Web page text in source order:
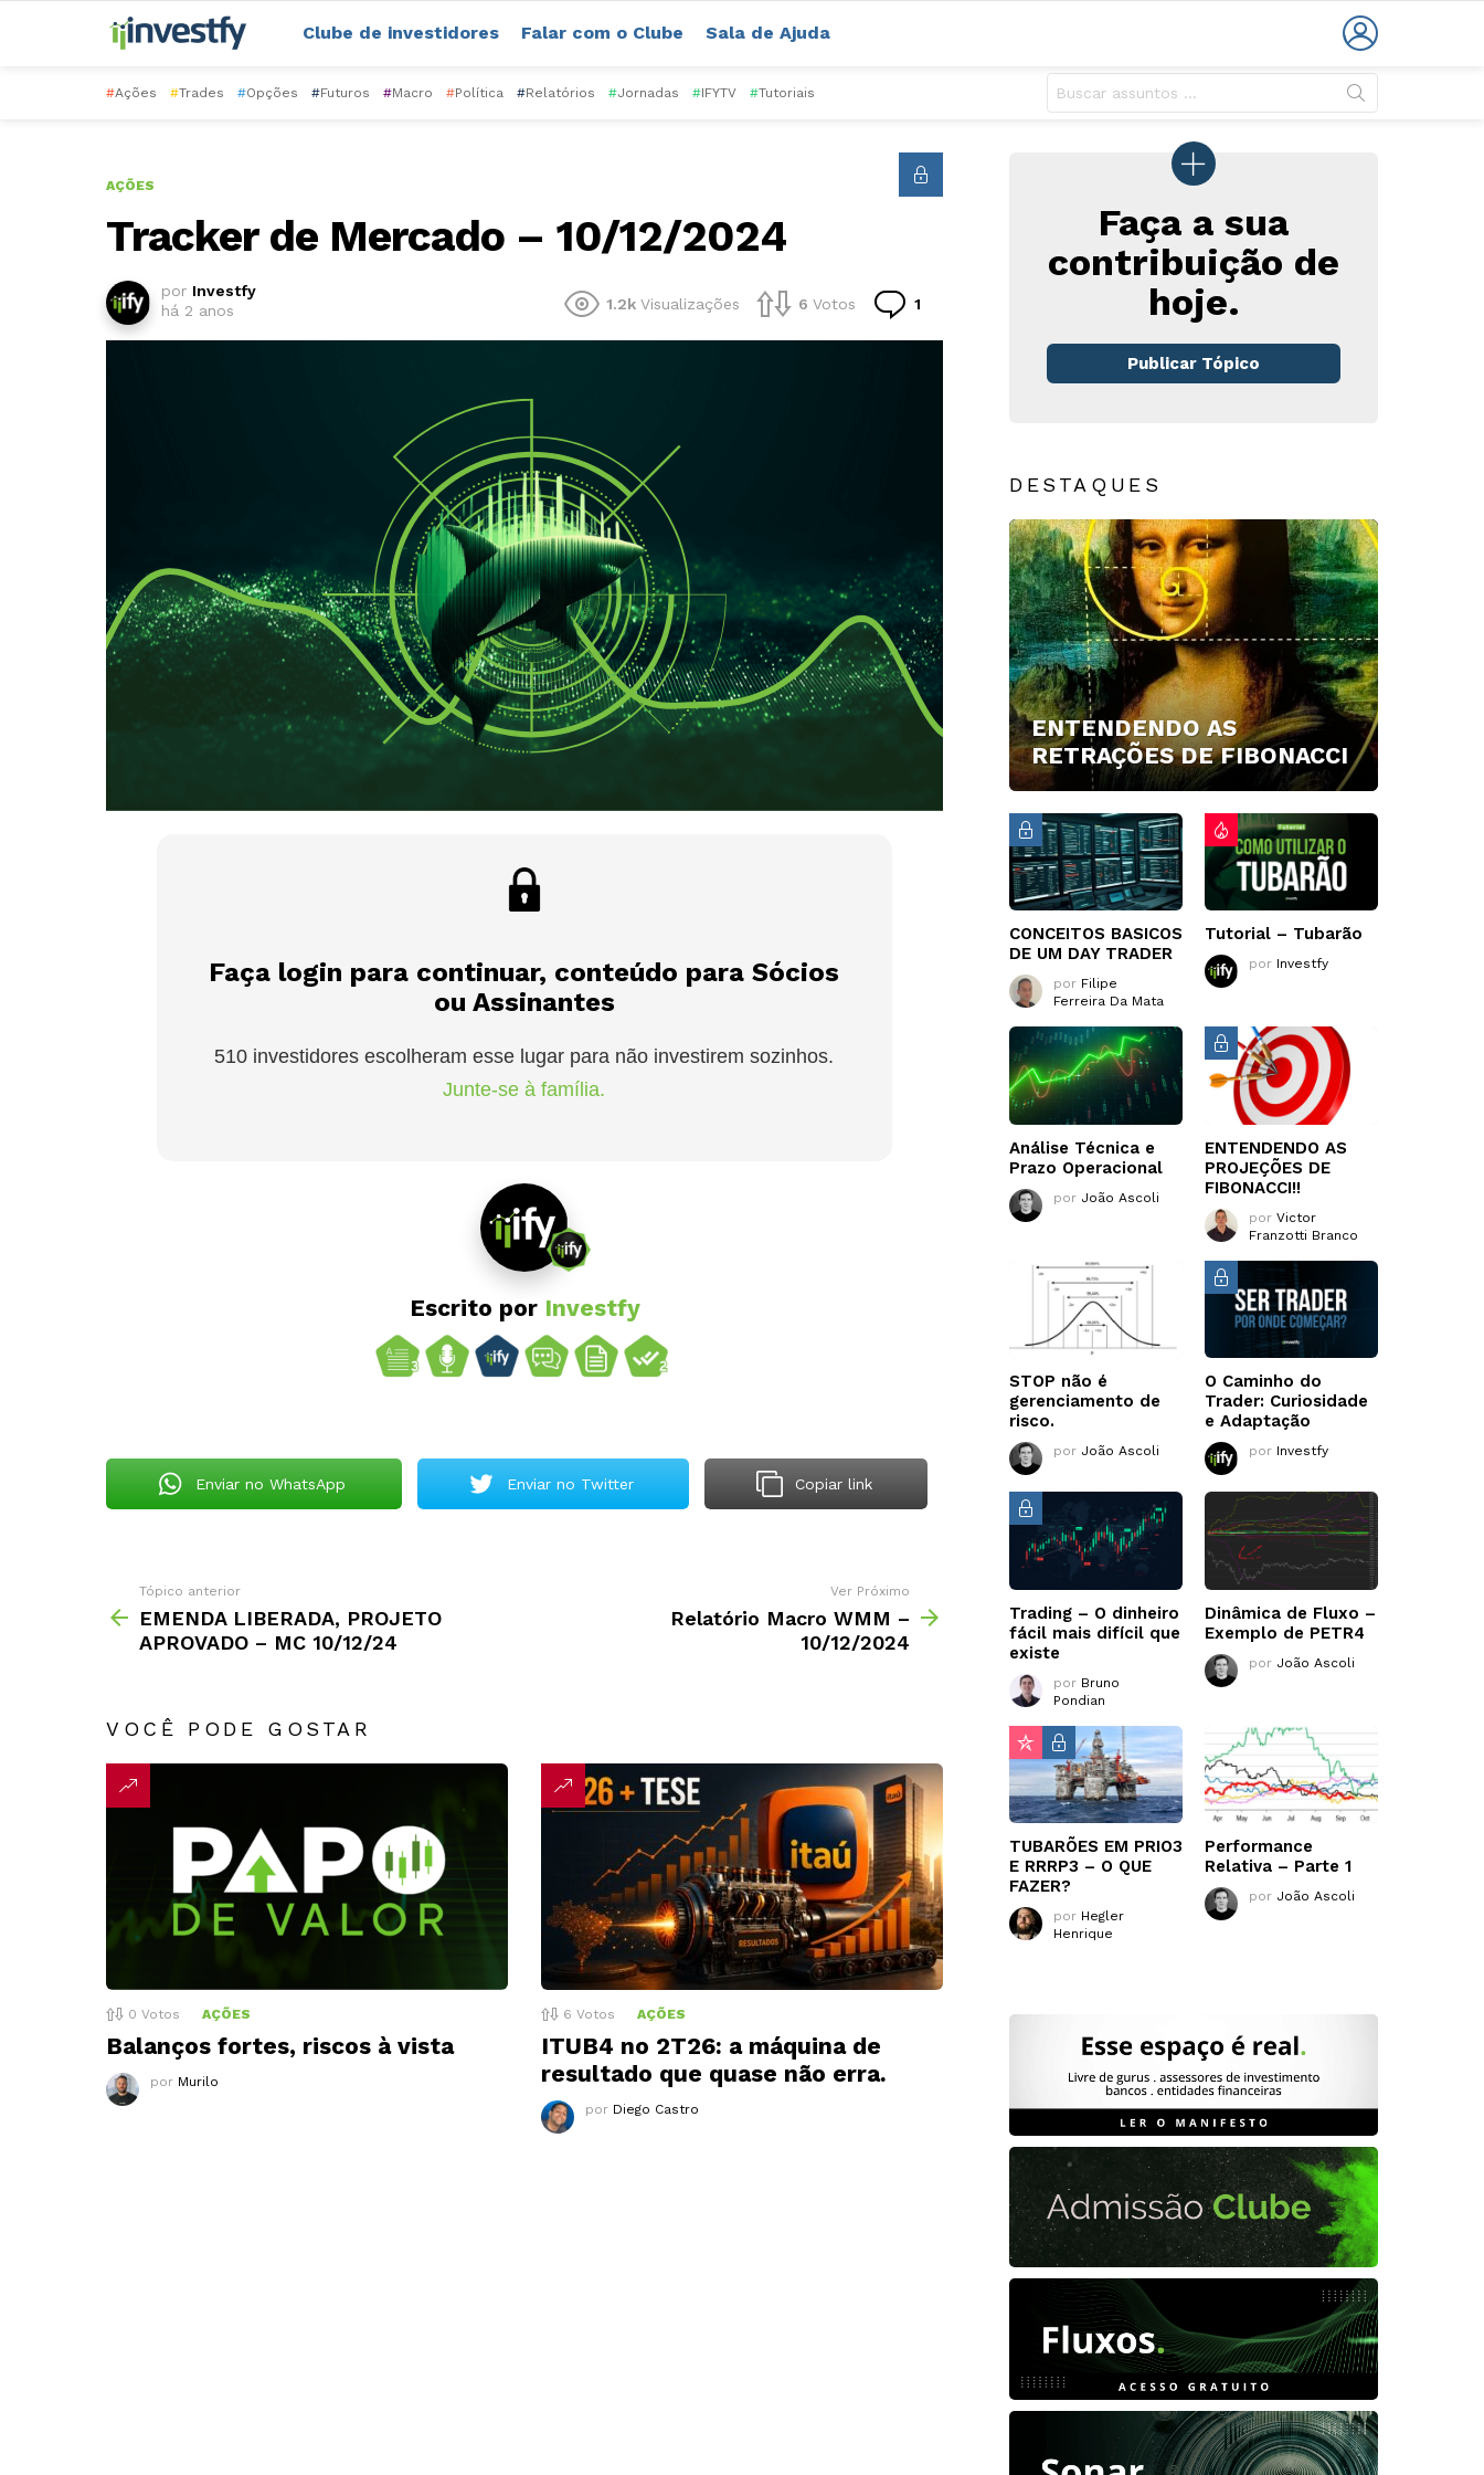
Clube de investidores Falar com o Clube Sala de Ajuda
#Ações #Trades #Opções #Futuros #Macro #Política #Relatórios #Jornadas #IFYTV #Tutoriais
AÇÕES
Tracker de Mercado – 10/12/2024
por Investfy
há 2 anos
1.2k Visualizações 6 Votos 1
Faça login para continuar, conteúdo para Sócios
ou Assinantes
510 investidores escolheram esse lugar para não investirem sozinhos.
Junte-se à família.
Escrito por Investfy
Enviar no WhatsApp Enviar no Twitter Copiar link
Tópico anterior
EMENDA LIBERADA, PROJETO
APROVADO – MC 10/12/24
Ver Próximo
Relatório Macro WMM –
10/12/2024
VOCÊ PODE GOSTAR
0 Votos AÇÕES
Balanços fortes, riscos à vista
por Murilo
6 Votos AÇÕES
ITUB4 no 2T26: a máquina de
resultado que quase não erra.
por Diego Castro
Faça a sua
contribuição de
hoje.
Publicar Tópico
DESTAQUES
ENTENDENDO AS
RETRAÇÕES DE FIBONACCI
CONCEITOS BASICOS
DE UM DAY TRADER
por Filipe
Ferreira Da Mata
Tutorial – Tubarão
por Investfy
Análise Técnica e
Prazo Operacional
por João Ascoli
ENTENDENDO AS
PROJEÇÕES DE
FIBONACCI!!
por Victor
Franzotti Branco
STOP não é
gerenciamento de
risco.
por João Ascoli
O Caminho do
Trader: Curiosidade
e Adaptação
por Investfy
Trading – O dinheiro
fácil mais difícil que
existe
por Bruno
Pondian
Dinâmica de Fluxo –
Exemplo de PETR4
por João Ascoli
TUBARÕES EM PRIO3
E RRRP3 – O QUE
FAZER?
por Hegler
Henrique
Performance
Relativa – Parte 1
por João Ascoli